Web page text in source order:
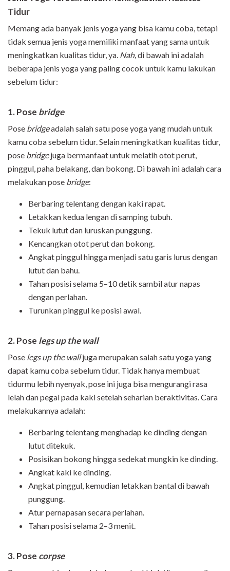
Tidur
Memang ada banyak jenis yoga yang bisa kamu coba, tetapi
tidak semua jenis yoga memiliki manfaat yang sama untuk
meningkatkan kualitas tidur, ya . Nah, di bawah ini adalah
beberapa jenis yoga yang paling cocok untuk kamu lakukan
sebelum tidur:
1. Pose bridge
Pose bridgeadalah salah satu pose yoga yang mudah untuk
kamu coba sebelum tidur. Selain meningkatkan kualitas tidur,
pose bridgejuga bermanfaat untuk melatih otot perut,
pinggul, paha belakang, dan bokong. Di bawah ini adalah cara
melakukan pose bridge:
Berbaring telentang dengan kaki rapat.
Letakkan kedua lengan di samping tubuh.
Tekuk lutut dan luruskan punggung.
Kencangkan otot perut dan bokong.
Angkat pinggul hingga menjadi satu garis lurus dengan
lutut dan bahu.
Tahan posisi selama 5–10 detik sambil atur napas
dengan perlahan.
Turunkan pinggul ke posisi awal.
2. Pose legs up the wall
Pose legs up the walljuga merupakan salah satu yoga yang
dapat kamu coba sebelum tidur. Tidak hanya membuat
tidurmu lebih nyenyak, pose ini juga bisa mengurangi rasa
lelah dan pegal pada kaki setelah seharian beraktivitas. Cara
melakukannya adalah:
Berbaring telentang menghadap ke dinding dengan
lutut ditekuk.
Posisikan bokong hingga sedekat mungkin ke dinding.
Angkat kaki ke dinding.
Angkat pinggul, kemudian letakkan bantal di bawah
punggung.
Atur pernapasan secara perlahan.
Tahan posisi selama 2–3 menit.
3. Pose corpse